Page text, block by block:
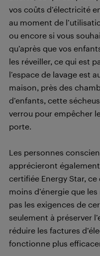
vos coûts d’électricité
au moment de
ou encore si vous
qu’après que vos
les réveiller, ce qui est
l’espace de lavage est
maison, près des
d’enfants, cette
verrou pour empêcher
porte.
Les personnes
apprécieront
certifiée Energy Star,
moins d’énergie que
pas les exigences de
seulement à préserver
réduire les factures
fonctionne plus